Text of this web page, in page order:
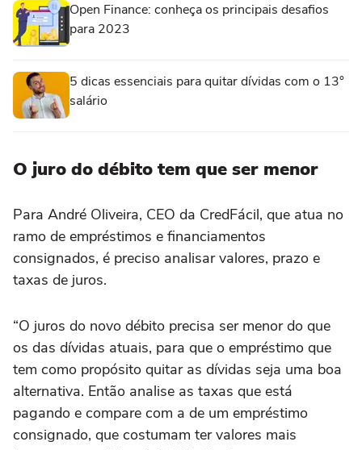
Open Finance: conheça os principais desafios
para 2023
5 dicas essenciais para quitar dívidas com o 13°
salário
O juro do débito tem que ser menor
Para André Oliveira, CEO da CredFácil, que atua no
ramo de empréstimos e financiamentos
consignados, é preciso analisar valores, prazo e
taxas de juros.
“O juros do novo débito precisa ser menor do que
os das dívidas atuais, para que o empréstimo que
tem como propósito quitar as dívidas seja uma boa
alternativa. Então analise as taxas que está
pagando e compare com a de um empréstimo
consignado, que costumam ter valores mais